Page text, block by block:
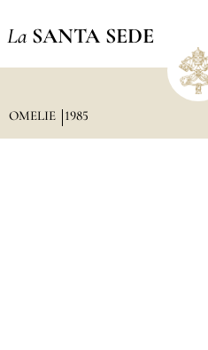
La SANTA SEDE
OMELIE 1985